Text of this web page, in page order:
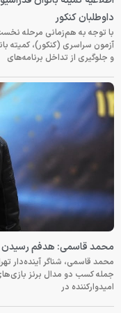
داوطلبان کنکور
با توجه به هم‌زمانی مرحله
آزمون سراسری (کنکور)، کمیته
و جلوگیری از تداخل برنامه‌های
محمد قاسمی: هدفم رسیدن به فینال ۴۰۰ متر بازی‌های
محمد قاسمی، شناگر آینده‌دار
جمله کسب دو مدال برنز
امیدوارکننده در